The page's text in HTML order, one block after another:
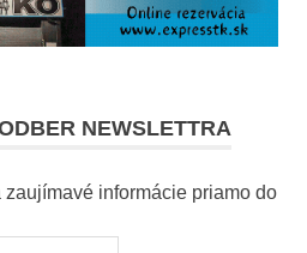
NEWSLETTRA
zaujímavé informácie priamo do